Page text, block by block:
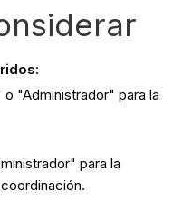
:
"Administrador" para la
para la